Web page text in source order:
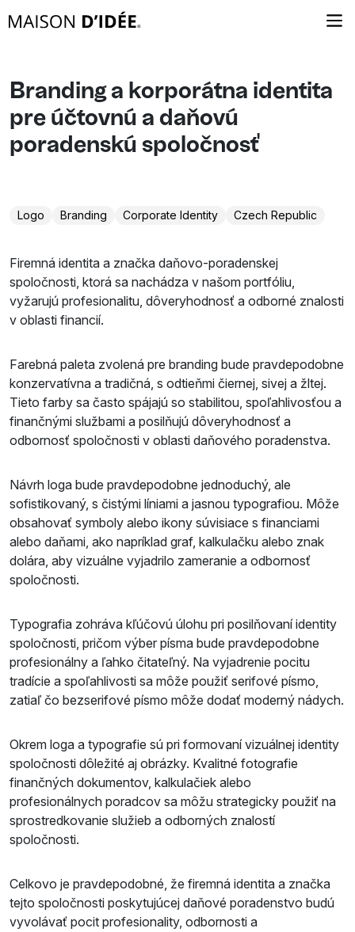
Branding a korporátna identita
pre účtovnú a daňovú
poradenskú spoločnosť
Logo Branding Corporate Identity Czech Republic
Firemná identita a značka daňovo-poradenskej
spoločnosti, ktorá sa nachádza v našom portfóliu,
vyžarujú profesionalitu, dôveryhodnosť a odborné znalosti
v oblasti financií.
Farebná paleta zvolená pre branding bude pravdepodobne
konzervatívna a tradičná, s odtieňmi čiernej, sivej a žltej.
Tieto farby sa často spájajú so stabilitou, spoľahlivosťou a
finančnými službami a posilňujú dôveryhodnosť a
odbornosť spoločnosti v oblasti daňového poradenstva.
Návrh loga bude pravdepodobne jednoduchý, ale
sofistikovaný, s čistými líniami a jasnou typografiou. Môže
obsahovať symboly alebo ikony súvisiace s financiami
alebo daňami, ako napríklad graf, kalkulačku alebo znak
dolára, aby vizuálne vyjadrilo zameranie a odbornosť
spoločnosti.
Typografia zohráva kľúčovú úlohu pri posilňovaní identity
spoločnosti, pričom výber písma bude pravdepodobne
profesionálny a ľahko čitateľný. Na vyjadrenie pocitu
tradície a spoľahlivosti sa môže použiť serifové písmo,
zatiaľ čo bezserifové písmo môže dodať moderný nádych.
Okrem loga a typografie sú pri formovaní vizuálnej identity
spoločnosti dôležité aj obrázky. Kvalitné fotografie
finančných dokumentov, kalkulačiek alebo
profesionálnych poradcov sa môžu strategicky použiť na
sprostredkovanie služieb a odborných znalostí
spoločnosti.
Celkovo je pravdepodobné, že firemná identita a značka
tejto spoločnosti poskytujúcej daňové poradenstvo budú
vyvolávať pocit profesionality, odbornosti a